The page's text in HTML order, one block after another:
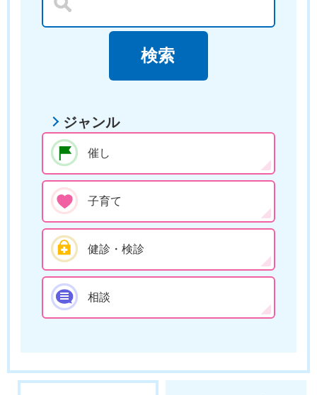
ジャンル
催し
子育て
健診・検診
相談